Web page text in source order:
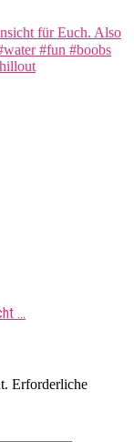
…
Erforderliche